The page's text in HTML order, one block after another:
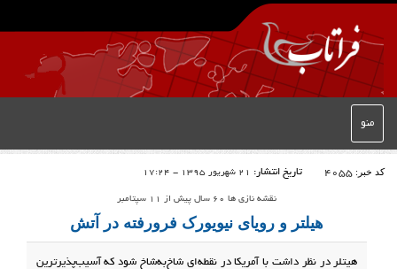
منو
کد خبر: 4055 تاریخ انتشار: 21 شهریور 1395 - 17:24
نقشه نازی ها 60 سال پیش از 11 سپتامبر
هیلتر و رویای نیویورک فرورفته در آتش
هیتلر در نظر داشت با آمریکا در نقطه‌ای شاخ‌به‌شاخ شود که آسیب‌پذیر‌ترین